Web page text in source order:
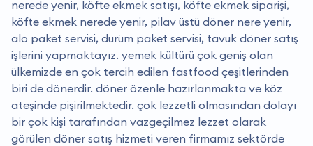
nerede yenir, köfte ekmek satışı, köfte ekmek siparişi,
köfte ekmek nerede yenir, pilav üstü döner nere yenir,
alo paket servisi, dürüm paket servisi, tavuk döner satış
işlerini yapmaktayız. yemek kültürü çok geniş olan
ülkemizde en çok tercih edilen fastfood çeşitlerinden
biri de dönerdir. döner özenle hazırlanmakta ve köz
ateşinde pişirilmektedir. çok lezzetli olmasından dolayı
bir çok kişi tarafından vazgeçilmez lezzet olarak
görülen döner satış hizmeti veren firmamız sektörde